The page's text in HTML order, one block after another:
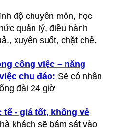
độ chuyên môn, học
quản lý, điều hành
xuyên suốt, chặt chẻ.
công việc – năng
chu đáo: Sẽ có nhân
đài 24 giờ
tế - giá tốt, không vẻ
khách sẽ bám sát vào